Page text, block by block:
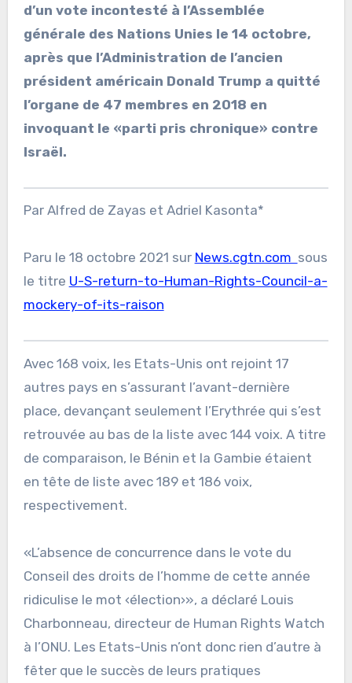
d’un vote incontesté à l’Assemblée
générale des Nations Unies le 14 octobre,
après que l’Administration de l’ancien
président américain Donald Trump a quitté
l’organe de 47 membres en 2018 en
invoquant le «parti pris chronique» contre
Israël.
Par Alfred de Zayas et Adriel Kasonta*
Paru le 18 octobre 2021 sur News.cgtn.com sous
le titre U-S-return-to-Human-Rights-Council-a-
mockery-of-its-raison
Avec 168 voix, les Etats-Unis ont rejoint 17
autres pays en s’assurant l’avant-dernière
place, devançant seulement l’Erythrée qui s’est
retrouvée au bas de la liste avec 144 voix. A titre
de comparaison, le Bénin et la Gambie étaient
en tête de liste avec 189 et 186 voix,
respectivement.
«L’absence de concurrence dans le vote du
Conseil des droits de l’homme de cette année
ridiculise le mot ‹élection›», a déclaré Louis
Charbonneau, directeur de Human Rights Watch
à l’ONU. Les Etats-Unis n’ont donc rien d’autre à
fêter que le succès de leurs pratiques